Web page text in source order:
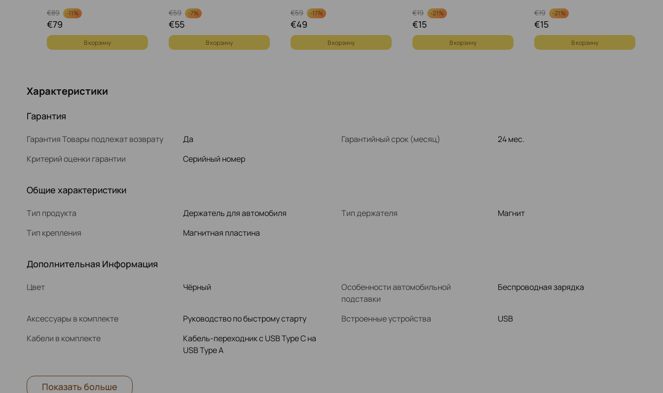
89
€ -11%
79
€
В корзину
59
€ -7%
55
€
В корзину
59
€ -17%
49
€
В корзину
19
€ -21%
15
€
В корзину
19
€ -21%
15
€
В корзину
Характеристики
Гарантия
Гарантия Товары подлежат возврату Да Гарантийный срок (месяц)
24 мес.
Критерий оценки гарантии
Серийный номер
Общие характеристики
Тип продукта Держатель для автомобиля Тип держателя
Магнит
Тип крепления
Магнитная пластина
Дополнительная Информация
Цвет Чёрный
Особенности автомобильной
подставки
Беспроводная зарядка
Аксессуары в комплекте Руководство по быстрому старту Встроенные устройства
USB
Кабели в комплекте
Кабель-переходник с USB Type C на
USB Type A
Показать больше